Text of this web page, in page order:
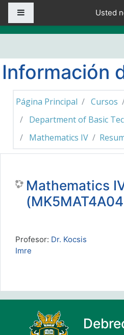
Salta al contenido principal
Usted
Información
Página Principal Cursos
Department of Basic
Mathematics IV
Mathematics
Profesor: Dr. Kocsis
Imre